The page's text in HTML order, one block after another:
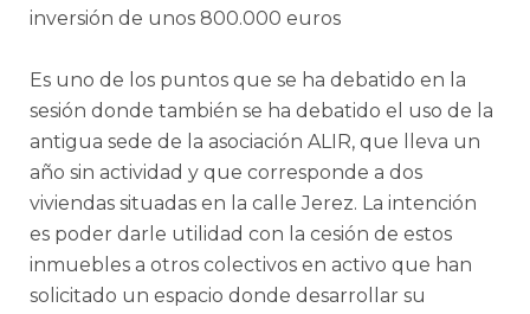
inversión de unos 800.000 euros
Es uno de los puntos que se ha debatido en la
sesión donde también se ha debatido el uso de la
antigua sede de la asociación ALIR, que lleva un
año sin actividad y que corresponde a dos
viviendas situadas en la calle Jerez. La intención
es poder darle utilidad con la cesión de estos
inmuebles a otros colectivos en activo que han
solicitado un espacio donde desarrollar su